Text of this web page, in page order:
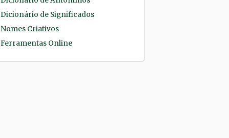
Dicionário de Significados
Nomes Criativos
Ferramentas Online